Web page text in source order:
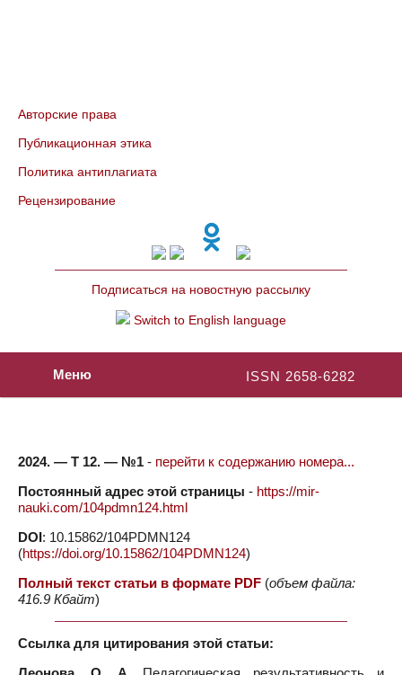
Авторские права
Публикационная этика
Политика антиплагиата
Рецензирование
Подписаться на новостную рассылку
Switch to English language
ISSN 2658-6282
Меню
2024. — Т 12. — №1 - перейти к содержанию номера...
Постоянный адрес этой страницы - https://mir-
nauki.com/104pdmn124.html
DOI: 10.15862/104PDMN124
(https://doi.org/10.15862/104PDMN124)
Полный текст статьи в формате PDF (объем файла:
416.9 Кбайт)
Ссылка для цитирования этой статьи: